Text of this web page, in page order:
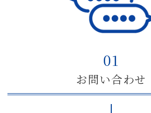
セスを一括で担当し、お客様の手間
え、スピーディに現金化まで導きま
01
お問い合わせ